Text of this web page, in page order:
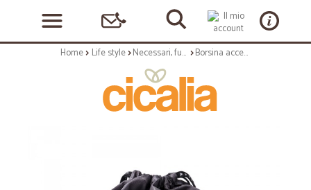
Home Life style Necessari, funzionali e quotidiani Borsina accessorio personale per scarpe - linea to go